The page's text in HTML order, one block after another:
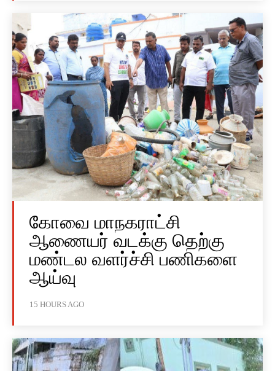
கோவை மாநகராட்சி
ஆணையர் வடக்கு தெற்கு
மண்டல வளர்ச்சி பணிகளை
ஆய்வு
15 HOURS AGO